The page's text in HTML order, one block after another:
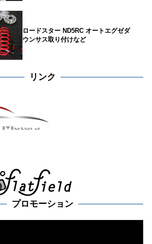
ロードスター ND5RC オートエグゼダ
ウンサス取り付けなど
リンク
プロモーション